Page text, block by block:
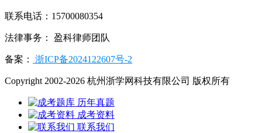
联系电话：15700080354
法律事务： 盈科律师团队
备案： 浙ICP备2024122607号-2
Copyright 2002-2026 杭州浙学网科技有限公司 版权所有
历年真题
成考资料
联系我们